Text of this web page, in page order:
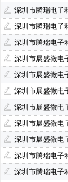
深圳市腾瑞电子
深圳市腾瑞电子
深圳市腾瑞电子
深圳市展盛微电
深圳市展盛微电
深圳市展盛微电
深圳市展盛微电
深圳市展盛微电
深圳市展盛微电
深圳市腾瑞电子
深圳市腾瑞电子